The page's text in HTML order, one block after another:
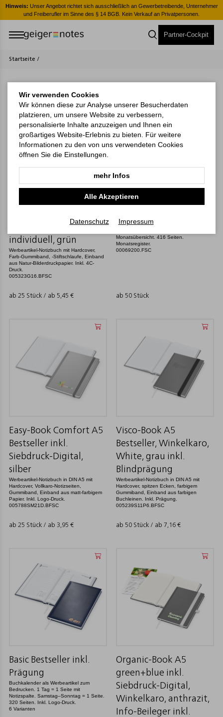
Hinweis: Unser Angebot richtet sich ausschließlich an Gewerbetreibende, Unternehmer
und Freiberufler im Sinne des § 14 BGB. Kein Verkauf an Privatpersonen.
Partner-Cockpit
Startseite /
Match-Book Natura
Winkelkaro, White,
individuell, grün
Werbeartikel-Notizbuch mit Hardcover,
Farb-Gummiband, -Stiftschlaufe, Einband
aus Natur-Bilderdruckpapier. Inkl. 4C-
Druck.
005323G16.BFSC
ab 25 Stück / ab 5,45 €
Manegr Register,
Buchkalender als Werbeartikel zum
Monatsübersicht. 416 Seiten.
Monatsregister.
00069200.FSC
ab 50 Stück
Easy-Book Comfort A5
Bestseller inkl.
Siebdruck-Digital,
silber
Werbeartikel-Notizbuch in DIN A5 mit
Hardcover, Vollkaro-Notizseiten,
Gummiband, Einband aus matt-farbigem
Papier. Inkl. Logo-Druck.
005788SM21D.BFSC
ab 25 Stück / ab 3,95 €
Visco-Book A5
Bestseller, Winkelkaro,
White, grau inkl.
Blindprägung
Werbeartikel-Notizbuch in DIN A5 mit
Hardcover, spitzen Ecken, farbigem
Gummiband, Einband aus farbigen
Buchleinen. Inkl. Prägung.
005239S11P6.BFSC
ab 50 Stück / ab 7,16 €
Basic Bestseller inkl.
Prägung
Buchkalender als Werbeartikel zum
Bedrucken. 1 Tag = 1 Seite mit
Notizspalte. Samstag–Sonntag = 1 Seite.
320 Seiten. Inkl. Logo-Druck.
6 Varianten
Organic-Book A5
green+blue inkl.
Siebdruck-Digital,
Winkelkaro, anthrazit,
Info-Beileger inkl.
Wir verwenden Cookies
Wir können diese zur Analyse unserer Besucherdaten
platzieren, um unsere Website zu verbessern,
personalisierte Inhalte anzuzeigen und Ihnen ein
großartiges Website-Erlebnis zu bieten. Für weitere
Informationen zu den von uns verwendeten Cookies
öffnen Sie die Einstellungen.
mehr Infos
Alle Akzeptieren
Datenschutz Impressum